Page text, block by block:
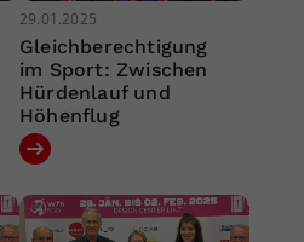
29.01.2025
Gleichberechtigung
im Sport: Zwischen
Hürdenlauf und
Höhenflug